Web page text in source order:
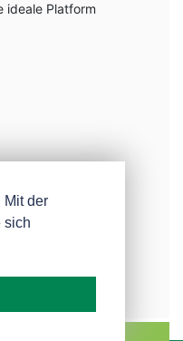
ideale Platform
Mit der
sich